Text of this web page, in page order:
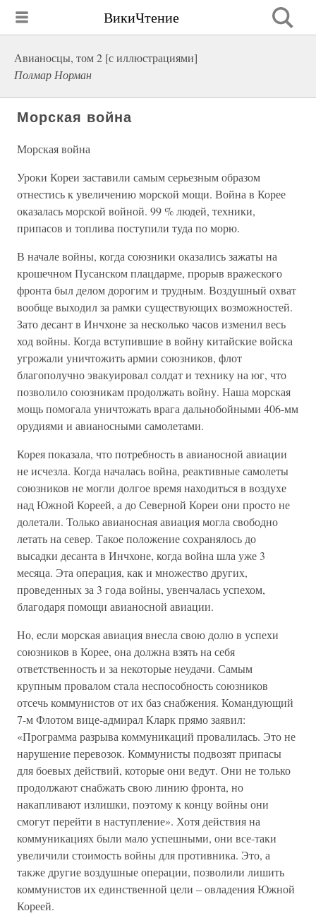
ВикиЧтение
Авианосцы, том 2 [с иллюстрациями]
Полмар Норман
Морская война
Морская война
Уроки Кореи заставили самым серьезным образом
отнестись к увеличению морской мощи. Война в Корее
оказалась морской войной. 99 % людей, техники,
припасов и топлива поступили туда по морю.
В начале войны, когда союзники оказались зажаты на
крошечном Пусанском плацдарме, прорыв вражеского
фронта был делом дорогим и трудным. Воздушный охват
вообще выходил за рамки существующих возможностей.
Зато десант в Инчхоне за несколько часов изменил весь
ход войны. Когда вступившие в войну китайские войска
угрожали уничтожить армии союзников, флот
благополучно эвакуировал солдат и технику на юг, что
позволило союзникам продолжать войну. Наша морская
мощь помогала уничтожать врага дальнобойными 406-мм
орудиями и авианосными самолетами.
Корея показала, что потребность в авианосной авиации
не исчезла. Когда началась война, реактивные самолеты
союзников не могли долгое время находиться в воздухе
над Южной Кореей, а до Северной Кореи они просто не
долетали. Только авианосная авиация могла свободно
летать на север. Такое положение сохранялось до
высадки десанта в Инчхоне, когда война шла уже 3
месяца. Эта операция, как и множество других,
проведенных за 3 года войны, увенчалась успехом,
благодаря помощи авианосной авиации.
Но, если морская авиация внесла свою долю в успехи
союзников в Корее, она должна взять на себя
ответственность и за некоторые неудачи. Самым
крупным провалом стала неспособность союзников
отсечь коммунистов от их баз снабжения. Командующий
7-м Флотом вице-адмирал Кларк прямо заявил:
«Программа разрыва коммуникаций провалилась. Это не
нарушение перевозок. Коммунисты подвозят припасы
для боевых действий, которые они ведут. Они не только
продолжают снабжать свою линию фронта, но
накапливают излишки, поэтому к концу войны они
смогут перейти в наступление». Хотя действия на
коммуникациях были мало успешными, они все-таки
увеличили стоимость войны для противника. Это, а
также другие воздушные операции, позволили лишить
коммунистов их единственной цели – овладения Южной
Кореей.